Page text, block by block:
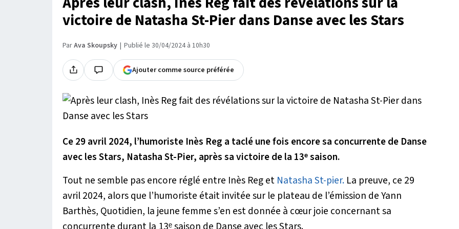
victoire de Natasha St-Pier dans Danse avec les Stars
ParAva Skoupsky Publié le 30/04/2024 à 10h30
Ajouter comme source préférée
Ce 29 avril 2024, l’humoriste Inès Reg a taclé une fois encore sa concurrente de Danse
avec les Stars, Natasha St-Pier, après sa victoire de la 13ᵉ saison.
Tout ne semble pas encore réglé entre Inès Reg et Natasha St-pier. La preuve, ce 29
avril 2024, alors que l’humoriste était invitée sur le plateau de l’émission de Yann
Barthès, Quotidien, la jeune femme s’en est donnée à cœur joie concernant sa